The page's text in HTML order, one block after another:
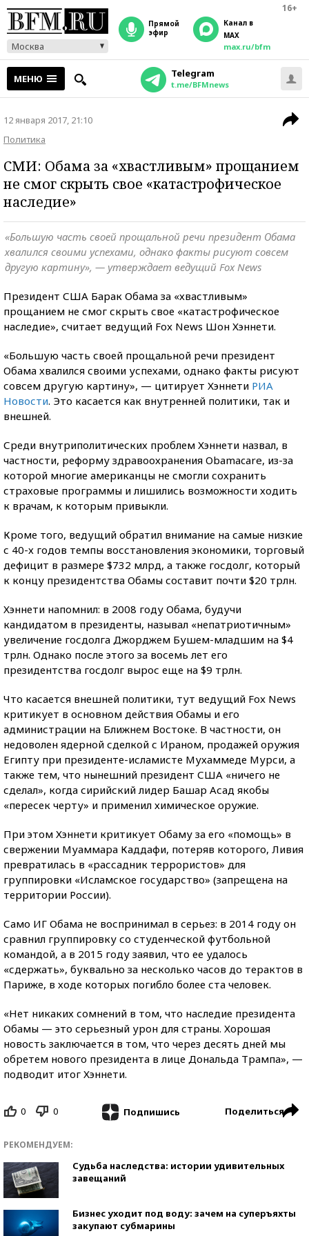
16+
Москва
прямой
эфир
Канал в
MAX
max.ru/bfm
МЕНЮ Telegram
t.me/BFMnews
12 января 2017, 21:10
Политика
СМИ: Обама за «хвастливым» прощанием
не смог скрыть свое «катастрофическое
наследие»
«Большую часть своей прощальной речи президент Обама
хвалился своими успехами, однако факты рисуют совсем
другую картину», — утверждает ведущий Fox News
Президент США Барак Обама за «хвастливым»
прощанием не смог скрыть свое «катастрофическое
наследие», считает ведущий Fox News Шон Хэннети.
«Большую часть своей прощальной речи президент
Обама хвалился своими успехами, однако факты рисуют
совсем другую картину», — цитирует Хэннети РИА
Новости. Это касается как внутренней политики, так и
внешней.
Среди внутриполитических проблем Хэннети назвал, в
частности, реформу здравоохранения Obamacare, из-за
которой многие американцы не смогли сохранить
страховые программы и лишились возможности ходить
к врачам, к которым привыкли.
Кроме того, ведущий обратил внимание на самые низкие
с 40-х годов темпы восстановления экономики, торговый
дефицит в размере $732 млрд, а также госдолг, который
к концу президентства Обамы составит почти $20 трлн.
Хэннети напомнил: в 2008 году Обама, будучи
кандидатом в президенты, называл «непатриотичным»
увеличение госдолга Джорджем Бушем-младшим на $4
трлн. Однако после этого за восемь лет его
президентства госдолг вырос еще на $9 трлн.
Что касается внешней политики, тут ведущий Fox News
критикует в основном действия Обамы и его
администрации на Ближнем Востоке. В частности, он
недоволен ядерной сделкой с Ираном, продажей оружия
Египту при президенте-исламисте Мухаммеде Мурси, а
также тем, что нынешний президент США «ничего не
сделал», когда сирийский лидер Башар Асад якобы
«пересек черту» и применил химическое оружие.
При этом Хэннети критикует Обаму за его «помощь» в
свержении Муаммара Каддафи, потеряв которого, Ливия
превратилась в «рассадник террористов» для
группировки «Исламское государство» (запрещена на
территории России).
Само ИГ Обама не воспринимал в серьез: в 2014 году он
сравнил группировку со студенческой футбольной
командой, а в 2015 году заявил, что ее удалось
«сдержать», буквально за несколько часов до терактов в
Париже, в ходе которых погибло более ста человек.
«Нет никаких сомнений в том, что наследие президента
Обамы — это серьезный урон для страны. Хорошая
новость заключается в том, что через десять дней мы
обретем нового президента в лице Дональда Трампа», —
подводит итог Хэннети.
0 0 Подпишись Поделиться
РЕКОМЕНДУЕМ:
Судьба наследства: истории удивительных
завещаний
Бизнес уходит под воду: зачем на суперъяхты
закупают субмарины